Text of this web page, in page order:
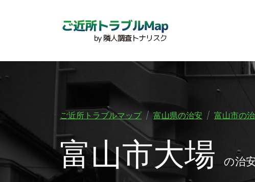
ご近所トラブルマップ 富山県の治安 富山市の
富山市大場 の治